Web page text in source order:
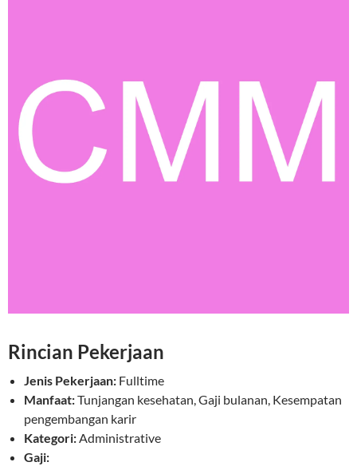
Rincian Pekerjaan
Jenis Pekerjaan: Fulltime
Manfaat:Tunjangan kesehatan, Gaji bulanan, Kesempatan
pengembangan karir
Kategori:Administrative
Gaji: